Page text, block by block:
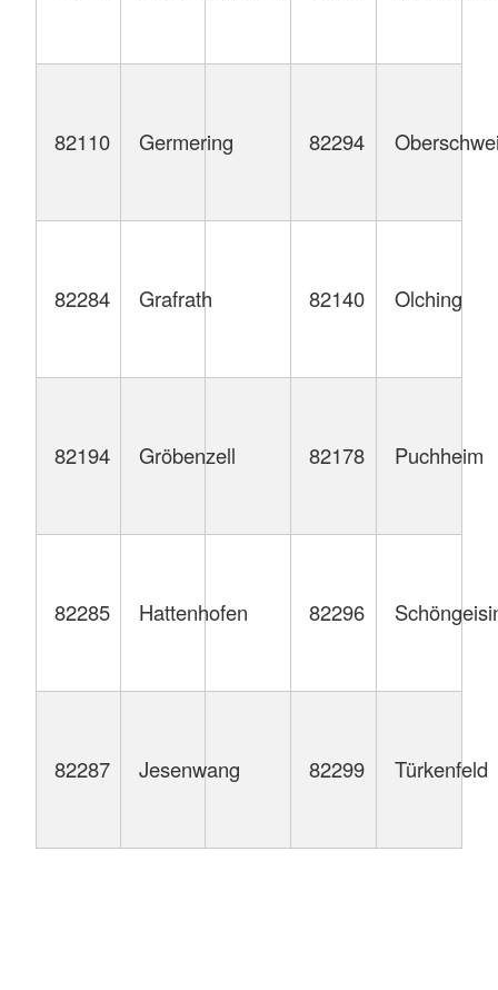
82110 Germering 82294
82284 Grafrath 82140 Olching
82194 Gröbenzell 82178 Puchheim
82285 Hattenhofen 82296
82287 Jesenwang 82299 Türkenfeld